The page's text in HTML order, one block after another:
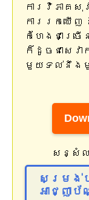
ការវិភាគ
ការរកឃើញ
កំហែងជាច្រ
ក៏ដូចជាសេវ
មួយទល់នឹង
សន្សំ
សម្រង់ប
អាជ្ញា